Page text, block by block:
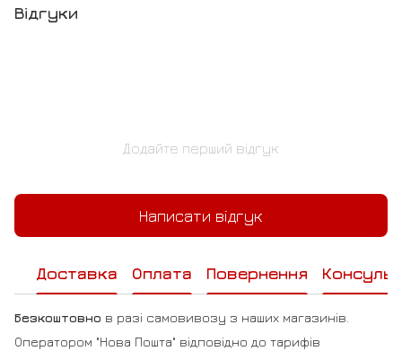
Відгуки
Додайте перший відгук
Написати відгук
Доставка Оплата Повернення
Безкоштовно в разі самовивозу з наших магазинів.
Оператором "Нова Пошта" відповідно до тарифів